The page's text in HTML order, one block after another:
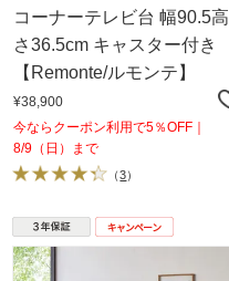
コーナーテレビ台 幅90.5高
さ36.5cm キャスター付き
【Remonte/ルモンテ】
¥38,900
今ならクーポン利用で5％OFF｜
8/9（日）まで
（3）